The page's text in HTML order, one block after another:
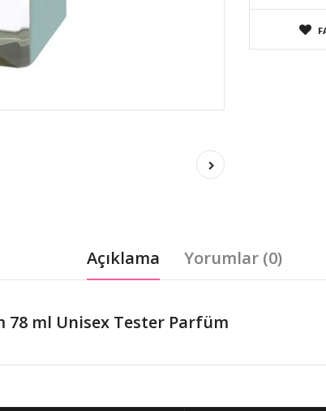
Açıklama Yorumlar (0)
78 ml Unisex Tester Parfüm